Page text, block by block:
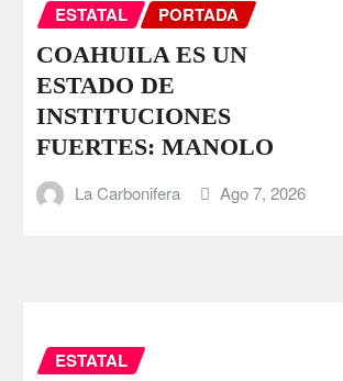
ESTATAL PORTADA
COAHUILA ES UN
ESTADO DE
INSTITUCIONES
FUERTES: MANOLO
La Carbonifera Ago 7, 2026
ESTATAL